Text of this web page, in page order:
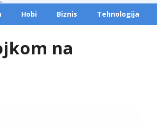
Hobi Biznis Tehnologija
na